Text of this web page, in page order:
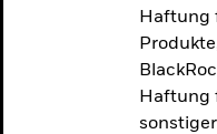
Haftung
Haftung